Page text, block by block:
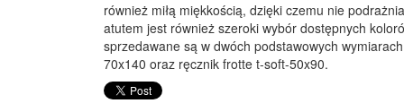
również miłą miękkością, dzięki czemu nie
atutem jest również szeroki wybór dostępnych
sprzedawane są w dwóch podstawowych
70x140 oraz ręcznik frotte t-soft-50x90.